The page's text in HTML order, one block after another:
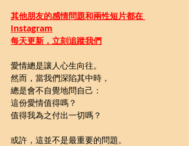
其他朋友的感情問題和兩性短片都在
Instagram
每天更新，立刻追蹤我們
愛情總是讓人心生向往。
然而，當我們深陷其中時，
總是會不自覺地問自己：
這份愛情值得嗎？
值得我為之付出一切嗎？
或許，這並不是最重要的問題。